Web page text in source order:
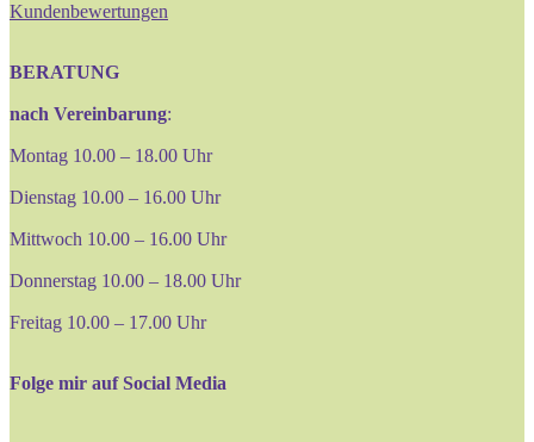
Kundenbewertungen
BERATUNG
nach Vereinbarung:
Montag 10.00 – 18.00 Uhr
Dienstag 10.00 – 16.00 Uhr
Mittwoch 10.00 – 16.00 Uhr
Donnerstag 10.00 – 18.00 Uhr
Freitag 10.00 – 17.00 Uhr
Folge mir auf Social Media